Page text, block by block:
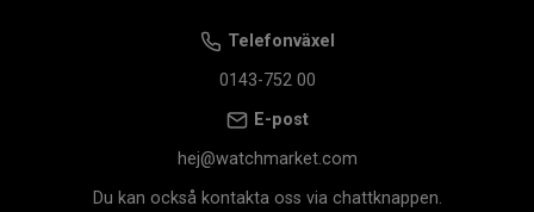
Telefonväxel
0143-752 00
E-post
hej@watchmarket.com
Du kan också kontakta oss via chattknappen.